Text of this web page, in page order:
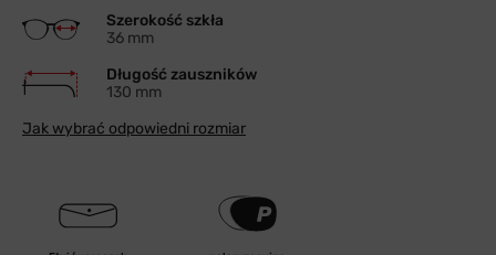
Szerokość szkła
36 mm
Długość zauszników
130 mm
Jak wybrać odpowiedni rozmiar